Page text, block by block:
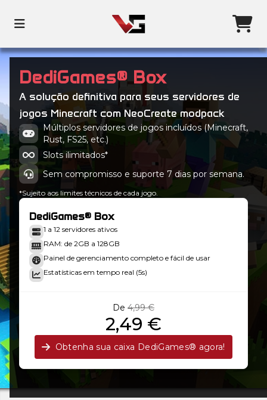
DediGames® Box
A solução definitiva para seus servidores de
jogos Minecraft com NeoCreate modpack
Múltiplos servidores de jogos incluídos (Minecraft,
Rust, FS25, etc.)
Slots ilimitados*
Sem compromisso e suporte 7 dias por semana.
*Sujeito aos limites técnicos de cada jogo.
DediGames® Box
1 a 12 servidores ativos
RAM: de 2GB a 128GB
Painel de gerenciamento completo e fácil de usar
Estatísticas em tempo real (5s)
De 4,99 €
2,49 €
Obtenha sua caixa DediGames® agora!